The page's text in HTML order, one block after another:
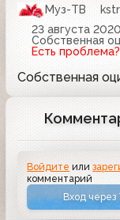
Муз-ТВ
23 августа
Собственная
Есть проблема?
Собственная
Войдите или
комментарий
Вход через